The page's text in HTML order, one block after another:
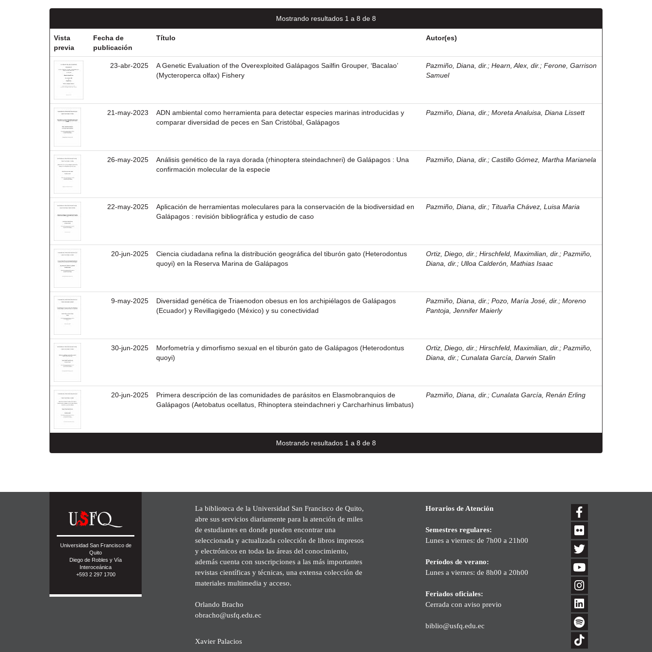
Mostrando resultados 1 a 8 de 8
Vista
previa
Fecha de
publicación
Título Autor(es)
23-abr-2025
A Genetic Evaluation of the Overexploited Galápagos Sailfin Grouper, ‘Bacalao’
(Mycteroperca olfax) Fishery
Pazmiño, Diana, dir. ; Hearn, Alex, dir. ; Ferone, Garrison
Samuel
21-may-2023
ADN ambiental como herramienta para detectar especies marinas introducidas y
comparar diversidad de peces en San Cristóbal, Galápagos
Pazmiño, Diana, dir. ; Moreta Analuisa, Diana Lissett
26-may-2025
Análisis genético de la raya dorada (rhinoptera steindachneri) de Galápagos : Una
confirmación molecular de la especie
Pazmiño, Diana, dir. ; Castillo Gómez, Martha Marianela
22-may-2025
Aplicación de herramientas moleculares para la conservación de la biodiversidad en
Galápagos : revisión bibliográfica y estudio de caso
Pazmiño, Diana, dir. ; Tituaña Chávez, Luisa Maria
20-jun-2025
Ciencia ciudadana refina la distribución geográfica del tiburón gato (Heterodontus
quoyi) en la Reserva Marina de Galápagos
Ortiz, Diego, dir. ; Hirschfeld, Maximilian, dir. ; Pazmiño,
Diana, dir. ; Ulloa Calderón, Mathias Isaac
9-may-2025
Diversidad genética de Triaenodon obesus en los archipiélagos de Galápagos
(Ecuador) y Revillagigedo (México) y su conectividad
Pazmiño, Diana, dir. ; Pozo, María José, dir. ; Moreno
Pantoja, Jennifer Maierly
30-jun-2025
Morfometría y dimorfismo sexual en el tiburón gato de Galápagos (Heterodontus
quoyi)
Ortiz, Diego, dir. ; Hirschfeld, Maximilian, dir. ; Pazmiño,
Diana, dir. ; Cunalata García, Darwin Stalin
20-jun-2025
Primera descripción de las comunidades de parásitos en Elasmobranquios de
Galápagos (Aetobatus ocellatus, Rhinoptera steindachneri y Carcharhinus limbatus)
Pazmiño, Diana, dir. ; Cunalata García, Renán Erling
Mostrando resultados 1 a 8 de 8
Universidad San Francisco de
Quito
Diego de Robles y Vía
Interoceánica
+593 2 297 1700
La biblioteca de la Universidad San Francisco de Quito,
abre sus servicios diariamente para la atención de miles
de estudiantes en donde pueden encontrar una
seleccionada y actualizada colección de libros impresos
y electrónicos en todas las áreas del conocimiento,
además cuenta con suscripciones a las más importantes
revistas científicas y técnicas, una extensa colección de
materiales multimedia y acceso.
Orlando Bracho
obracho@usfq.edu.ec
Xavier Palacios
Horarios de Atención
Semestres regulares:
Lunes a viernes: de 7h00 a 21h00
Períodos de verano:
Lunes a viernes: de 8h00 a 20h00
Feriados oficiales:
Cerrada con aviso previo
biblio@usfq.edu.ec